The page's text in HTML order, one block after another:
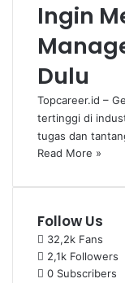
Ingin
Dulu
Topcareer.id –
tertinggi di
tugas dan
Read More »
Follow Us
32,2k Fans
2,1k Followers
0 Subscribers